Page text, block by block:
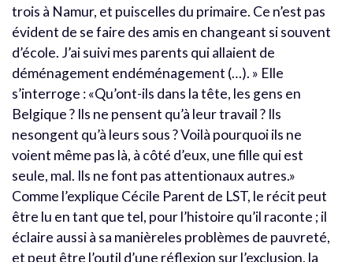
trois à Namur, et puiscelles du primaire. Ce n’est pas
évident de se faire des amis en changeant si souvent
d’école. J’ai suivi mes parents qui allaient de
déménagement endéménagement (…). » Elle
s’interroge : «Qu’ont-ils dans la tête, les gens en
Belgique ? Ils ne pensent qu’à leur travail ? Ils
nesongent qu’à leurs sous ? Voilà pourquoi ils ne
voient même pas là, à côté d’eux, une fille qui est
seule, mal. Ils ne font pas attentionaux autres.»
Comme l’explique Cécile Parent de LST, le récit peut
être lu en tant que tel, pour l’histoire qu’il raconte ; il
éclaire aussi à sa manièreles problèmes de pauvreté,
et peut être l’outil d’une réflexion sur l’exclusion, la